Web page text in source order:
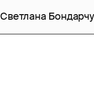
Светлана